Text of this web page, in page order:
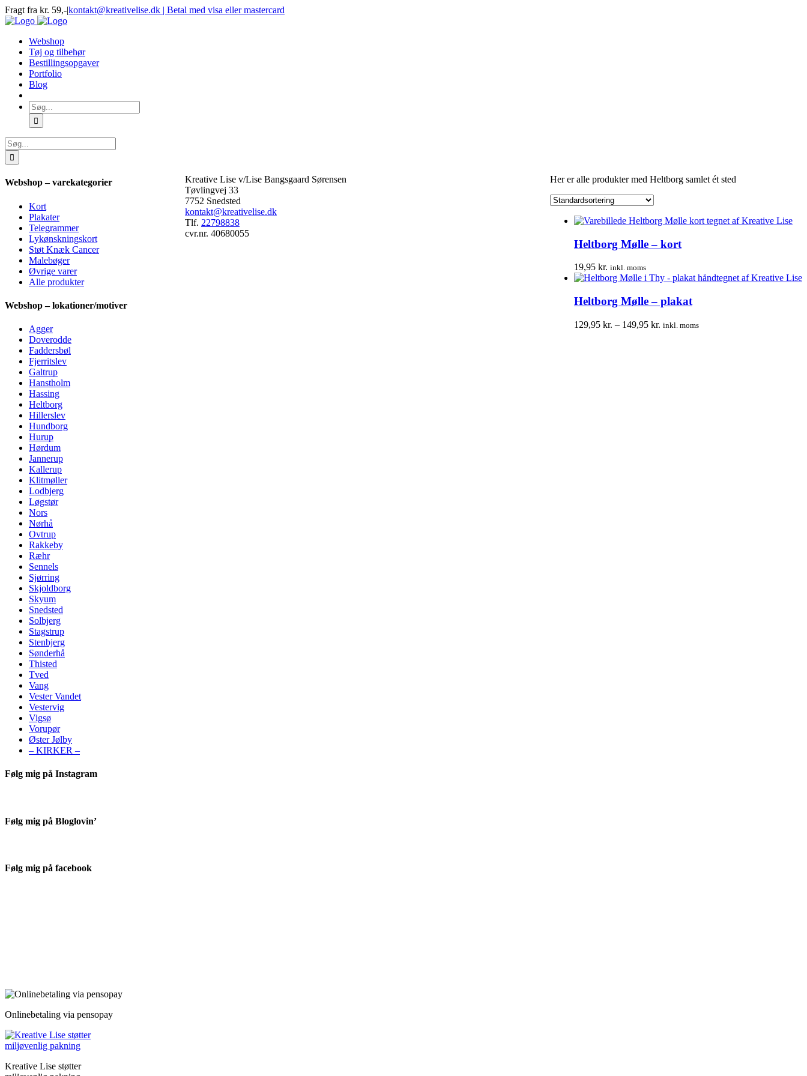
Skip
to
Fragt fra kr. 59,-|kontakt@kreativelise.dk | Betal med visa eller mastercard
Facebook
Instagram
Webshop
Tøj og tilbehør
Bestillingsopgaver
Portfolio
Blog
Søg
efter:
Søg
efter:
Her er alle produkter med Heltborg samlet ét sted
Heltborg Mølle – kort
19,95 kr. inkl. moms
Heltborg Mølle – plakat
129,95 kr. – 149,95 kr. Prisinterval:
inkl. moms
Webshop – varekategorier
Kort
Plakater
Telegrammer
Lykønskningskort
Støt Knæk Cancer
Malebøger
Øvrige varer
Alle produkter
Webshop – lokationer/motiver
Agger
Doverodde
Faddersbøl
Fjerritslev
Galtrup
Hanstholm
Hassing
Heltborg
Hillerslev
Hundborg
Hurup
Hørdum
Jannerup
Kallerup
Klitmøller
Lodbjerg
Løgstør
Nors
Nørhå
Ovtrup
Rakkeby
Ræhr
Sennels
Sjørring
Skjoldborg
Skyum
Snedsted
Solbjerg
Stagstrup
Stenbjerg
Sønderhå
Thisted
Tved
Vang
Vester Vandet
Vestervig
Vigsø
Vorupør
Øster Jølby
– KIRKER –
Følg mig på Instagram
Følg mig på Bloglovin’
Følg mig på facebook
Kreative Lise v/Lise Bangsgaard Sørensen
Tøvlingvej 33
7752 Snedsted
kontakt@kreativelise.dk
Tlf. 22798838
cvr.nr. 40680055
Onlinebetaling via pensopay
Kreative Lise støtter